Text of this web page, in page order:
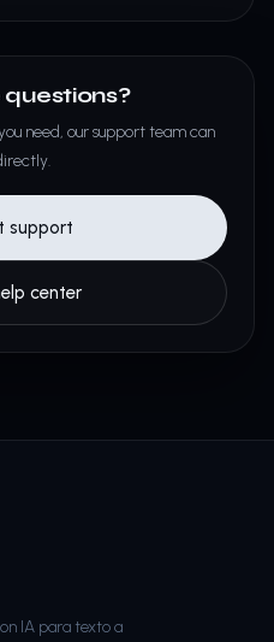
questions?
need, our support team can
support
center
IA para texto a